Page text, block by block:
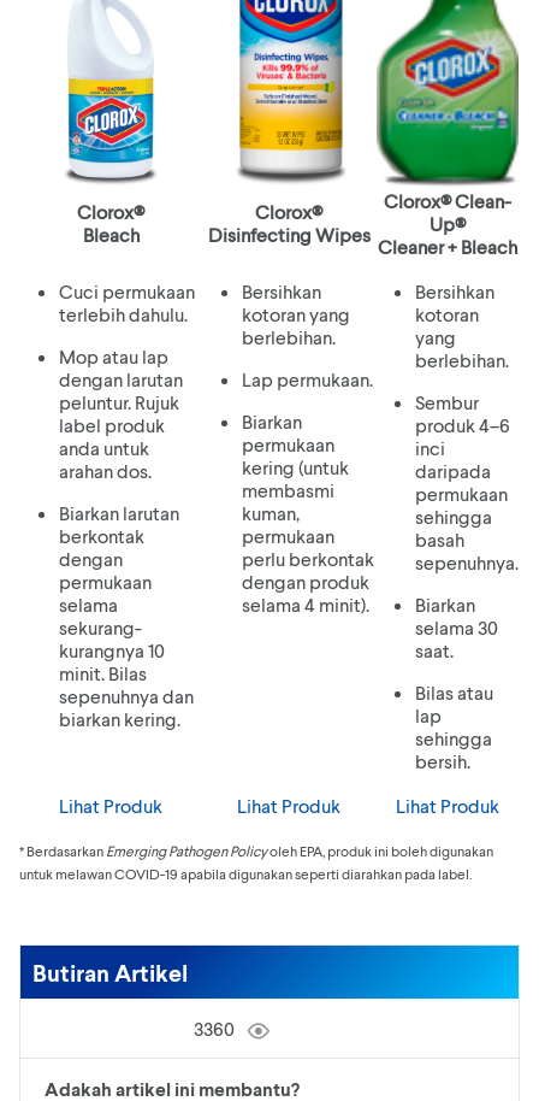
Clorox®
Bleach
Clorox®
Disinfecting Wipes
Clorox® Clean-
Up®
Cleaner + Bleach
Cuci permukaan
terlebih dahulu.
Mop atau lap
dengan larutan
peluntur. Rujuk
label produk
anda untuk
arahan dos.
Biarkan larutan
berkontak
dengan
permukaan
selama
sekurang-
kurangnya 10
minit. Bilas
sepenuhnya dan
biarkan kering.
Bersihkan
kotoran yang
berlebihan.
Lap permukaan.
Biarkan
permukaan
kering (untuk
membasmi
kuman,
permukaan
perlu berkontak
dengan produk
selama 4 minit).
Bersihkan
kotoran
yang
berlebihan.
Sembur
produk 4–6
inci
daripada
permukaan
sehingga
basah
sepenuhnya.
Biarkan
selama 30
saat.
Bilas atau
lap
sehingga
bersih.
Lihat Produk
Lihat Produk Lihat Produk
* Berdasarkan Emerging Pathogen Policyoleh EPA, produk ini boleh digunakan
untuk melawan COVID-19 apabila digunakan seperti diarahkan pada label.
Butiran Artikel
3360
Adakah artikel ini membantu?